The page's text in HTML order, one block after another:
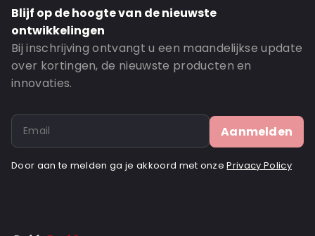
Bottom Gusset: 35
Window: With window
Order ID: 922
Blijf op de hoogte van de nieuwste
ontwikkelingen
Bij inschrijving ontvangt u een maandelijkse update
over kortingen, de nieuwste producten en
innovaties.
Aanmelden
Door aan te melden ga je akkoord met onzePrivacy Policy